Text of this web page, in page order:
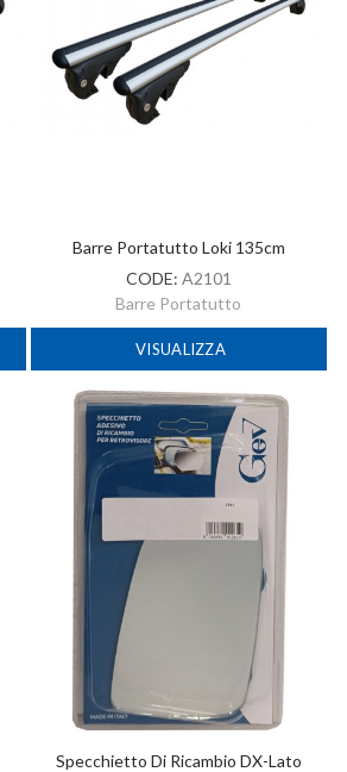
Barre Portatutto Loki 135cm
CODE: A2101
Barre Portatutto
VISUALIZZA
Specchietto Di Ricambio DX-Lato